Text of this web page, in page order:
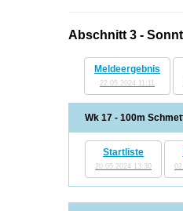
Abschnitt 3 -
Meldeergebnis
22.05.2024 11:11
Wk 17 - 100m
Startliste
20.05.2024 13:30